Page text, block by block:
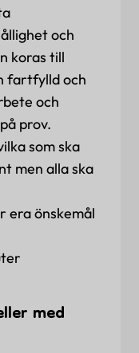
och
koras till
fartfylld och
och
prov.
som ska
men alla ska
era önskemål
med